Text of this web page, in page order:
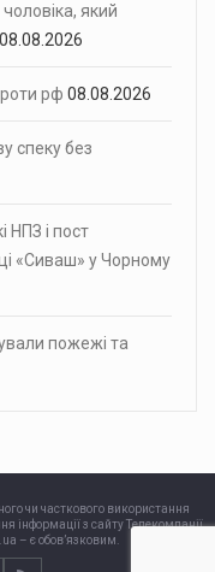
який
08.08.2026
рф 08.08.2026
спеку без
НПЗ і пост
«Сиваш» у Чорному
пожежі та
чи часткового використання
інформації з сайту Телекомпанії
– є обов’язковим.